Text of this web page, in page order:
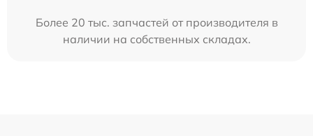
Более 20 тыс. запчастей от производителя в
наличии на собственных складах.